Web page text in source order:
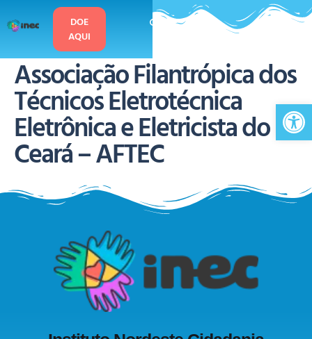
DOE
AQUI
Associação Filantrópica dos
Técnicos Eletrotécnica
Eletrônica e Eletricista do
Ceará – AFTEC